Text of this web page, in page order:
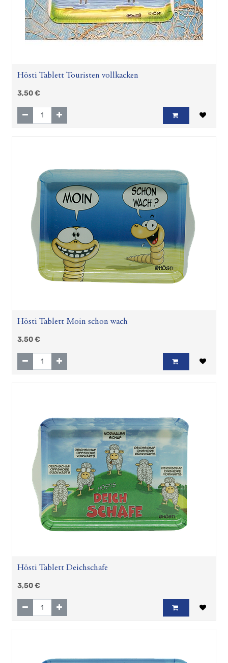
Hösti Tablett Touristen vollkacken
3,50€
Hösti Tablett Moin schon wach
3,50€
Hösti Tablett Deichschafe
3,50€